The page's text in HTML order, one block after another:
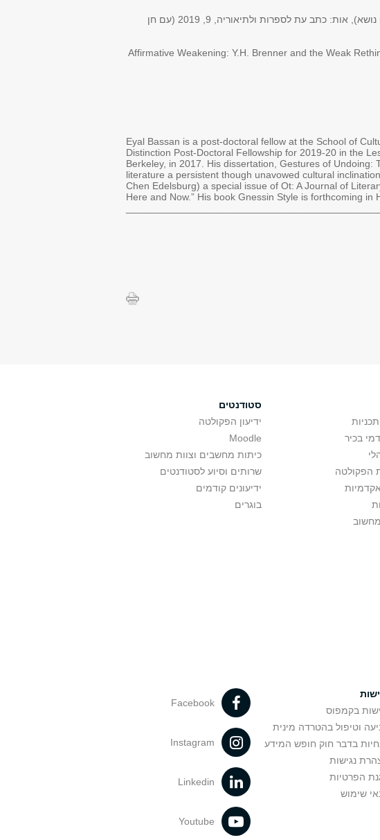
"הדרך שבה אנחנו קוראים, כאן ועכשיו: הקדמה", הדרך שבה אנחנו קוראים, כאן ועכשיו (גיליון נושא), אות: כתב עת לספרות ולתיאוריה, 9, 2019 (עם חן
“Affirmative Weakening: Y.H. Brenner and the Weak
Eyal Bassan is a post-doctoral fellow at the School of
Distinction Post-Doctoral Fellowship for 2019-20 in the
Berkeley, in 2017. His dissertation, Gestures of
literature a persistent though unavowed cultural
Chen Edelsburg) a special issue of Ot: A Journal of
Here and Now.” His book Gnessin Style is forthcoming in
בכיר
הפקולטה
סטודנטים
ידיעון הפקולטה
Moodle
כיתות מחשבים וצוות מחשוב
שרותים וסיוע לסטודנטים
ידיעונים קודמים
בוגרים
בקמפוס
וטיפול בהטרדה מינית
בדבר חוק חופש המידע
נגישות
הפרטיות
שימוש
Facebook
Instagram
Linkedin
Youtube